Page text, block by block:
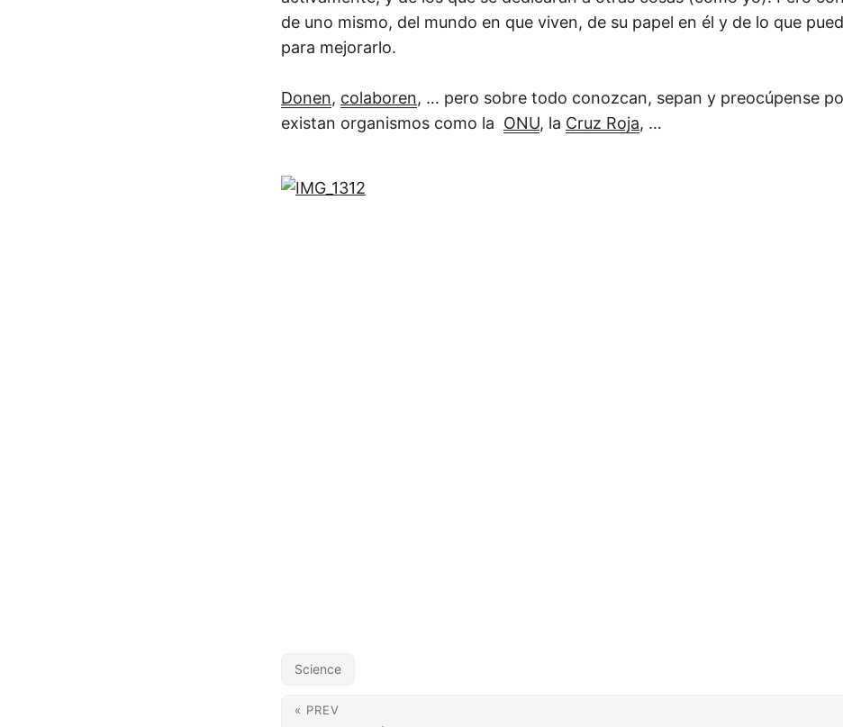
de uno mismo, del mundo en que viven, de su papel en él y de lo que
para mejorarlo.
Donen, colaboren, … pero sobre todo conozcan, sepan y preocúpense
existan organismos como la ONU, la Cruz Roja, …
Science
« PREV